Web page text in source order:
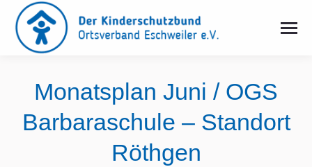
Monatsplan Juni / OGS
Barbaraschule – Standort
Röthgen